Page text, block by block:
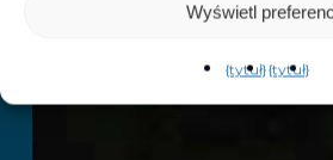
Wyświetl
{tytuł}{tytuł}